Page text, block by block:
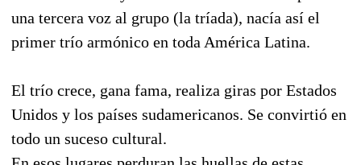
una tercera voz al grupo (la tríada), nacía así el
primer trío armónico en toda América Latina.
El trío crece, gana fama, realiza giras por Estados
Unidos y los países sudamericanos. Se convirtió en
todo un suceso cultural.